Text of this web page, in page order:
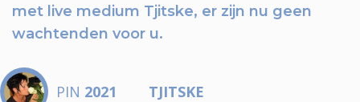
met live medium Tjitske, er zijn nu geen
wachtenden voor u.
PIN 2021 TJITSKE